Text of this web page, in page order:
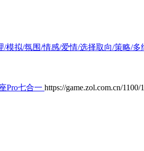
模拟/氛围/情感/爱情/选择取向/策略/
Pro七合一 https://game.zol.com.cn/1100/